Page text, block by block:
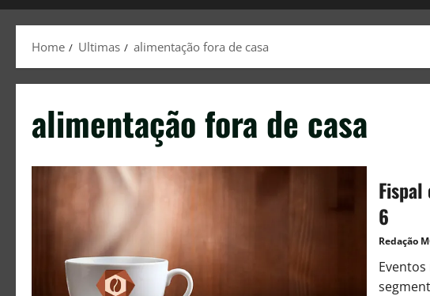
Home Ultimas alimentação fora de casa
alimentação fora de casa
6
Redação